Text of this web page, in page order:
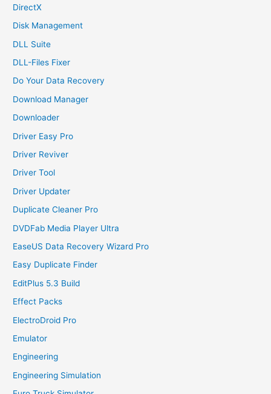
DirectX
Disk Management
DLL Suite
DLL-Files Fixer
Do Your Data Recovery
Download Manager
Downloader
Driver Easy Pro
Driver Reviver
Driver Tool
Driver Updater
Duplicate Cleaner Pro
DVDFab Media Player Ultra
EaseUS Data Recovery Wizard Pro
Easy Duplicate Finder
EditPlus 5.3 Build
Effect Packs
ElectroDroid Pro
Emulator
Engineering
Engineering Simulation